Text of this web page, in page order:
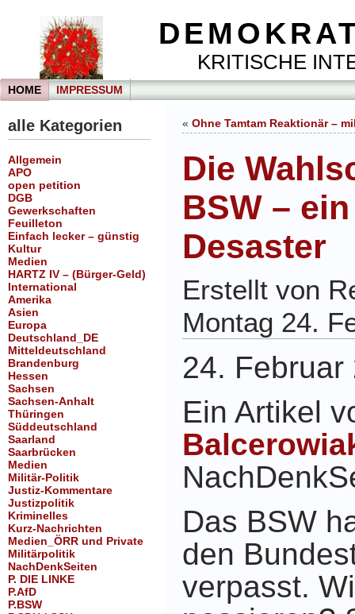
KRITISCHE
HOME IMPRESSUM
alle Kategorien
Allgemein
APO
open petition
DGB
Gewerkschaften
Feuilleton
Einfach lecker – günstig
Kultur
Medien
HARTZ IV – (Bürger-Geld)
International
Amerika
Asien
Europa
Deutschland_DE
Mitteldeutschland
Brandenburg
Hessen
Sachsen
Sachsen-Anhalt
Thüringen
Süddeutschland
Saarland
Saarbrücken
Medien
Militär-Politik
Justiz-Kommentare
Justizpolitik
Kriminelles
Kurz-Nachrichten
Medien_ÖRR und Private
Militärpolitik
NachDenkSeiten
P. DIE LINKE
P.AfD
P.BSW
« Ohne Tamtam Reaktionär –
Die
BSW –
Desaster
Erstellt von
Montag 24.
24. Februar
Ein Artikel
Das BSW
den
verpasst.